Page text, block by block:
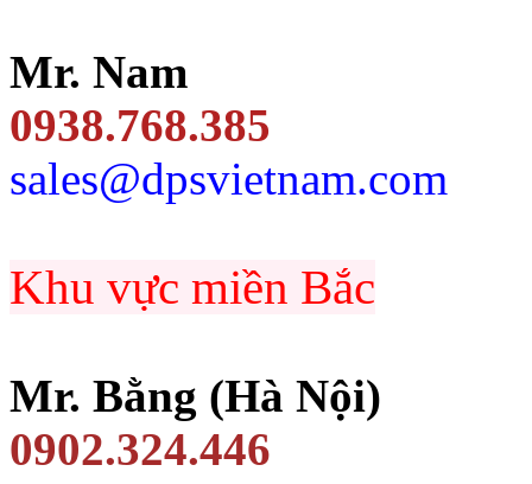
Mr. Nam
0938.768.385
sales@dpsvietnam.com
Khu vực miền Bắc
Mr. Bằng (Hà Nội)
0902.324.446